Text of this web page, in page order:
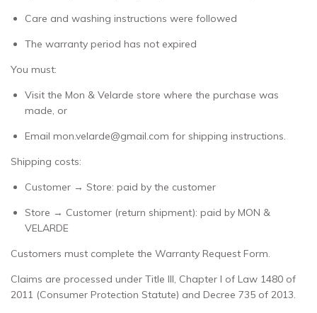
Care and washing instructions were followed
The warranty period has not expired
You must:
Visit the Mon & Velarde store where the purchase was
made, or
Email mon.velarde@gmail.com for shipping instructions.
Shipping costs:
Customer → Store: paid by the customer
Store → Customer (return shipment): paid by MON &
VELARDE
Customers must complete the Warranty Request Form.
Claims are processed under Title III, Chapter I of Law 1480 of
2011 (Consumer Protection Statute) and Decree 735 of 2013.